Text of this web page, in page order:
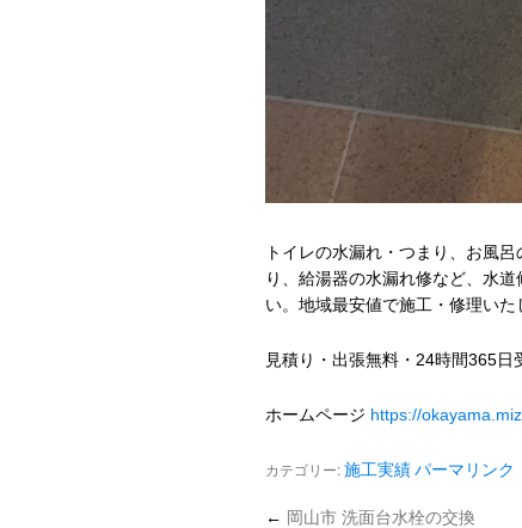
トイレの水漏れ・つまり、お風
り、給湯器の水漏れ修など、水
い。地域最安値で施工・修理いた
見積り・出張無料・24時間365
ホームページ https://
カテゴリー:施工実績パーマリンク
← 岡山市 洗面台水栓の交換